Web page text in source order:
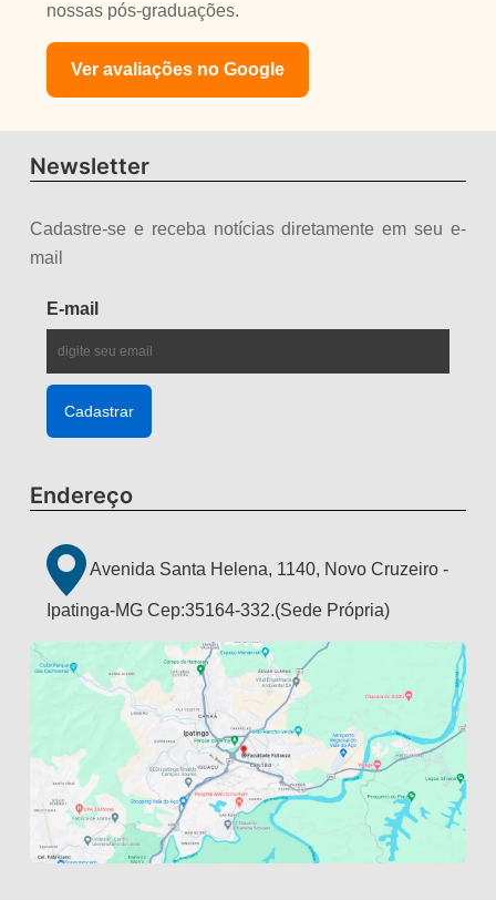
nossas pós-graduações.
Ver avaliações no Google
Newsletter
Cadastre-se e receba notícias diretamente em seu e-
mail
E-mail
Endereço
Avenida Santa Helena, 1140, Novo Cruzeiro -
Ipatinga-MG Cep:35164-332.(Sede Própria)